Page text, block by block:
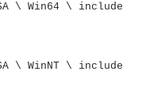
\ Win64 \ include
\ WinNT \ include